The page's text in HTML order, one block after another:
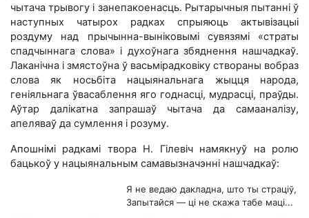
чытача трывогу і занепакоенасць. Рытарычныя пытанні ў
наступных чатырох радках спрыяюць актывізацыі
роздуму над прычынна-выніковымі сувязямі «страты
спадчыннага слова» і духоўнага збяднення нашчадкаў.
Лаканічна і змястоўна ў васьмірадковіку створаны вобраз
слова як носьбіта нацыянальнага жыцця народа,
геніяльнага ўвасаблення яго годнасці, мудрасці, праўды.
Аўтар далікатна запрашаў чытача да самааналізу,
апеляваў да сумлення і розуму.
Апошнімі радкамі твора Н. Гілевіч намякнуў на ролю
бацькоў у нацыянальным самавызначэнні нашчадкаў:
Я не ведаю дакладна, што ты страціў,
Запытайся — ці не скажа табе маці...